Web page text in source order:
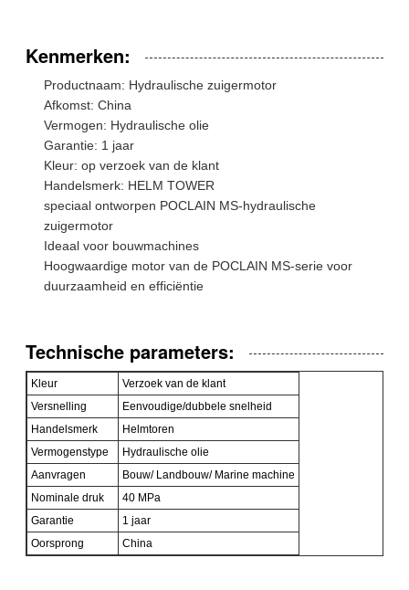
Kenmerken:
Productnaam: Hydraulische zuigermotor
Afkomst: China
Vermogen: Hydraulische olie
Garantie: 1 jaar
Kleur: op verzoek van de klant
Handelsmerk: HELM TOWER
speciaal ontworpen POCLAIN MS-hydraulische
zuigermotor
Ideaal voor bouwmachines
Hoogwaardige motor van de POCLAIN MS-serie voor
duurzaamheid en efficiëntie
Technische parameters:
Kleur
Verzoek van de klant
Versnelling
Eenvoudige/dubbele snelheid
Handelsmerk
Helmtoren
Vermogenstype
Hydraulische olie
Aanvragen
Bouw/ Landbouw/ Marine machine
Nominale druk
40 MPa
Garantie
1 jaar
Oorsprong
China